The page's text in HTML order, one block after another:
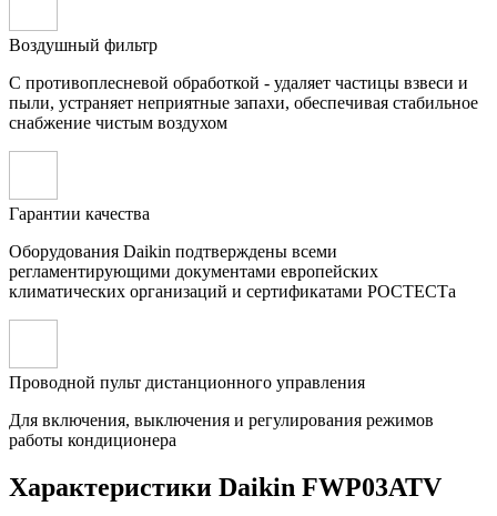
Воздушный фильтр
С противоплесневой обработкой - удаляет частицы взвеси и
пыли, устраняет неприятные запахи, обеспечивая стабильное
снабжение чистым воздухом
Гарантии качества
Оборудования Daikin подтверждены всеми
регламентирующими документами европейских
климатических организаций и сертификатами РОСТЕСТа
Проводной пульт дистанционного управления
Для включения, выключения и регулирования режимов
работы кондиционера
Характеристики Daikin FWP03ATV